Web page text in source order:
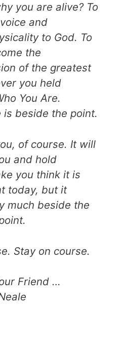
you are alive? To
and
to God. To
the
of the greatest
you held
You Are.
is beside the point.
of course. It will
and hold
you think it is
today, but it
much beside the
Stay on course.
Friend …